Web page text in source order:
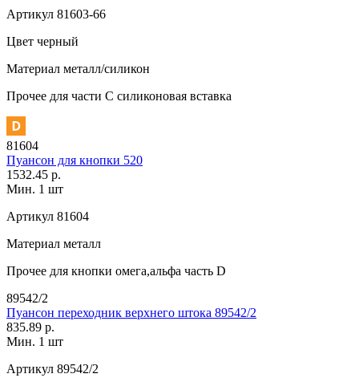
Артикул 81603-66
Цвет черный
Материал металл/силикон
Прочее для части C силиконовая вставка
81604
Пуансон для кнопки 520
1532.45 р.
Мин. 1 шт
Артикул 81604
Материал металл
Прочее для кнопки омега,альфа часть D
89542/2
Пуансон переходник верхнего штока 89542/2
835.89 р.
Мин. 1 шт
Артикул 89542/2